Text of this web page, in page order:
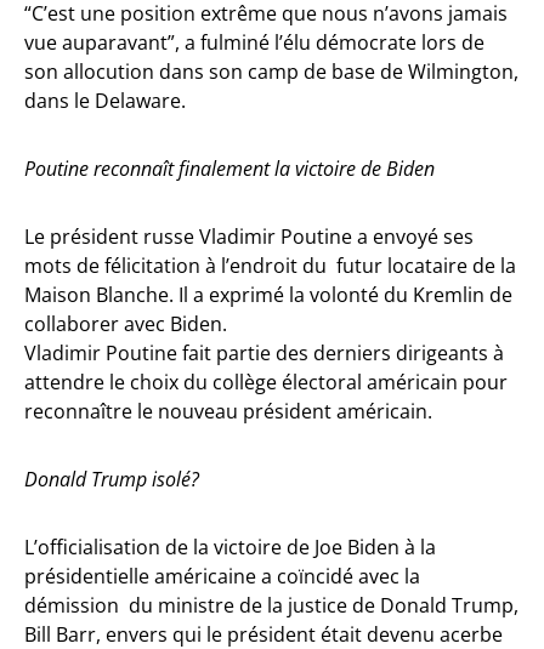
“C’est une position extrême que nous n’avons jamais
vue auparavant”, a fulminé l’élu démocrate lors de
son allocution dans son camp de base de Wilmington,
dans le Delaware.
Poutine reconnaît finalement la victoire de Biden
Le président russe Vladimir Poutine a envoyé ses
mots de félicitation à l’endroit du futur locataire de la
Maison Blanche. Il a exprimé la volonté du Kremlin de
collaborer avec Biden.
Vladimir Poutine fait partie des derniers dirigeants à
attendre le choix du collège électoral américain pour
reconnaître le nouveau président américain.
Donald Trump isolé?
L’officialisation de la victoire de Joe Biden à la
présidentielle américaine a coïncidé avec la
démission du ministre de la justice de Donald Trump,
Bill Barr, envers qui le président était devenu acerbe